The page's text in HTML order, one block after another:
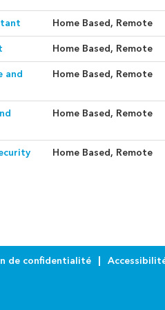
Home Based, Remote
Home Based, Remote
and
Home Based, Remote
Home Based, Remote
Home Based, Remote
de confidentialité